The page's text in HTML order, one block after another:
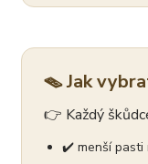
🪤 Jak
👉 Každý
✔️ menší pasti